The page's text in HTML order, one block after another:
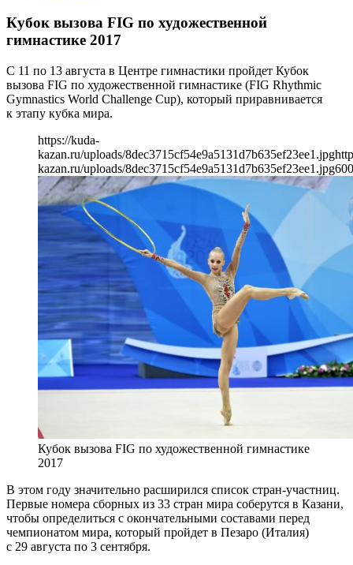
Кубок вызова FIG по художественной
гимнастике 2017
С 11 по 13 августа в Центре гимнастики пройдет Кубок
вызова FIG по художественной гимнастике (FIG Rhythmic
Gymnastics World Challenge Cup), который приравнивается
к этапу кубка мира.
https://kuda-
kazan.ru/uploads/8dec3715cf54e9a5131d7b635ef23ee1.jpg
kazan.ru/uploads/8dec3715cf54e9a5131d7b635ef23ee1.jpg600
Кубок вызова FIG по художественной гимнастике
2017
В этом году значительно расширился список стран-участниц.
Первые номера сборных из 33 стран мира соберутся в Казани,
чтобы определиться с окончательными составами перед
чемпионатом мира, который пройдет в Пезаро (Италия)
с 29 августа по 3 сентября.